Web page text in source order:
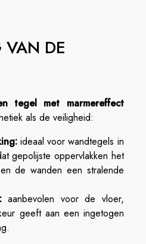
VAN DE
tegel met marmereffect
als de veiligheid:
ideaal voor wandtegels in
gepolijste oppervlakken het
de wanden een stralende
aanbevolen voor de vloer,
geeft aan een ingetogen